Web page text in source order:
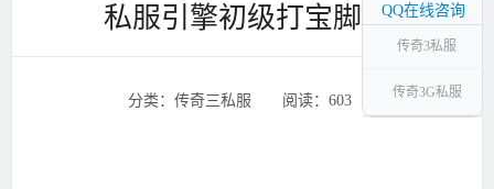
私服引擎初级打宝脚本
分类：传奇三私服 ‌‍阅读：603 ‌‍日期：2025-11-
QQ在线咨询
传奇3私服
传奇3G私服